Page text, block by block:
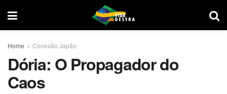
Home Conexão Japão
Dória: O Propagador do
Caos